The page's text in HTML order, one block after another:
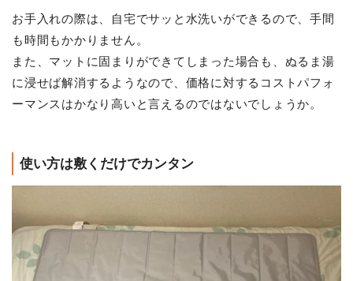
お手入れの際は、自宅でサッと水洗いができるので、手間
も時間もかかりません。
また、マットに固まりができてしまった場合も、ぬるま湯
に浸せば解消するようなので、価格に対するコストパフォ
ーマンスはかなり高いと言えるのではないでしょうか。
使い方は敷くだけでカンタン